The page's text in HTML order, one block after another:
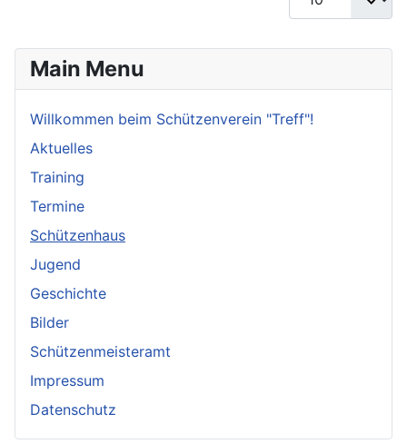
Main Menu
Willkommen beim Schützenverein "Treff"!
Aktuelles
Training
Termine
Schützenhaus
Jugend
Geschichte
Bilder
Schützenmeisteramt
Impressum
Datenschutz